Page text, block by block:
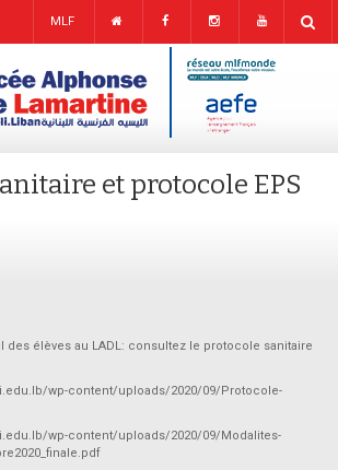
MLF
et protocole EPS
des élèves au LADL: consultez le protocole sanitaire
wp-content/uploads/2020/09/Protocole-
wp-content/uploads/2020/09/Modalites-